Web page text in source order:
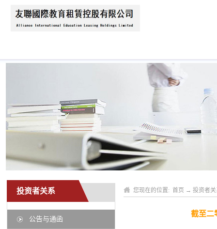
投资者关系
公告与通函
您现在的位置: 首页 → 投资者
截至二